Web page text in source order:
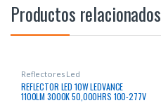
Productos relacionados
Reflectores Led
REFLECTOR LED 10W LEDVANCE
1100LM 3000K 50,000HRS 100-277V